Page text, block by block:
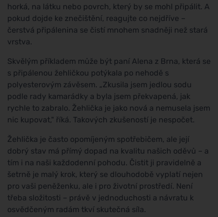
horká, na látku nebo povrch, který by se mohl připálit. A
pokud dojde ke znečištění, reagujte co nejdříve –
čerstvá připálenina se čistí mnohem snadněji než stará
vrstva.
Skvělým příkladem může být paní Alena z Brna, která se
s připálenou žehličkou potýkala po nehodě s
polyesterovým závěsem. „Zkusila jsem jedlou sodu
podle rady kamarádky a byla jsem překvapená, jak
rychle to zabralo. Žehlička je jako nová a nemusela jsem
nic kupovat," říká. Takových zkušeností je nespočet.
Žehlička je často opomíjeným spotřebičem, ale její
dobrý stav má přímý dopad na kvalitu našich oděvů – a
tím i na naši každodenní pohodu. Čistit ji pravidelně a
šetrně je malý krok, který se dlouhodobě vyplatí nejen
pro vaši peněženku, ale i pro životní prostředí. Není
třeba složitosti – právě v jednoduchosti a návratu k
osvědčeným radám tkví skutečná síla.